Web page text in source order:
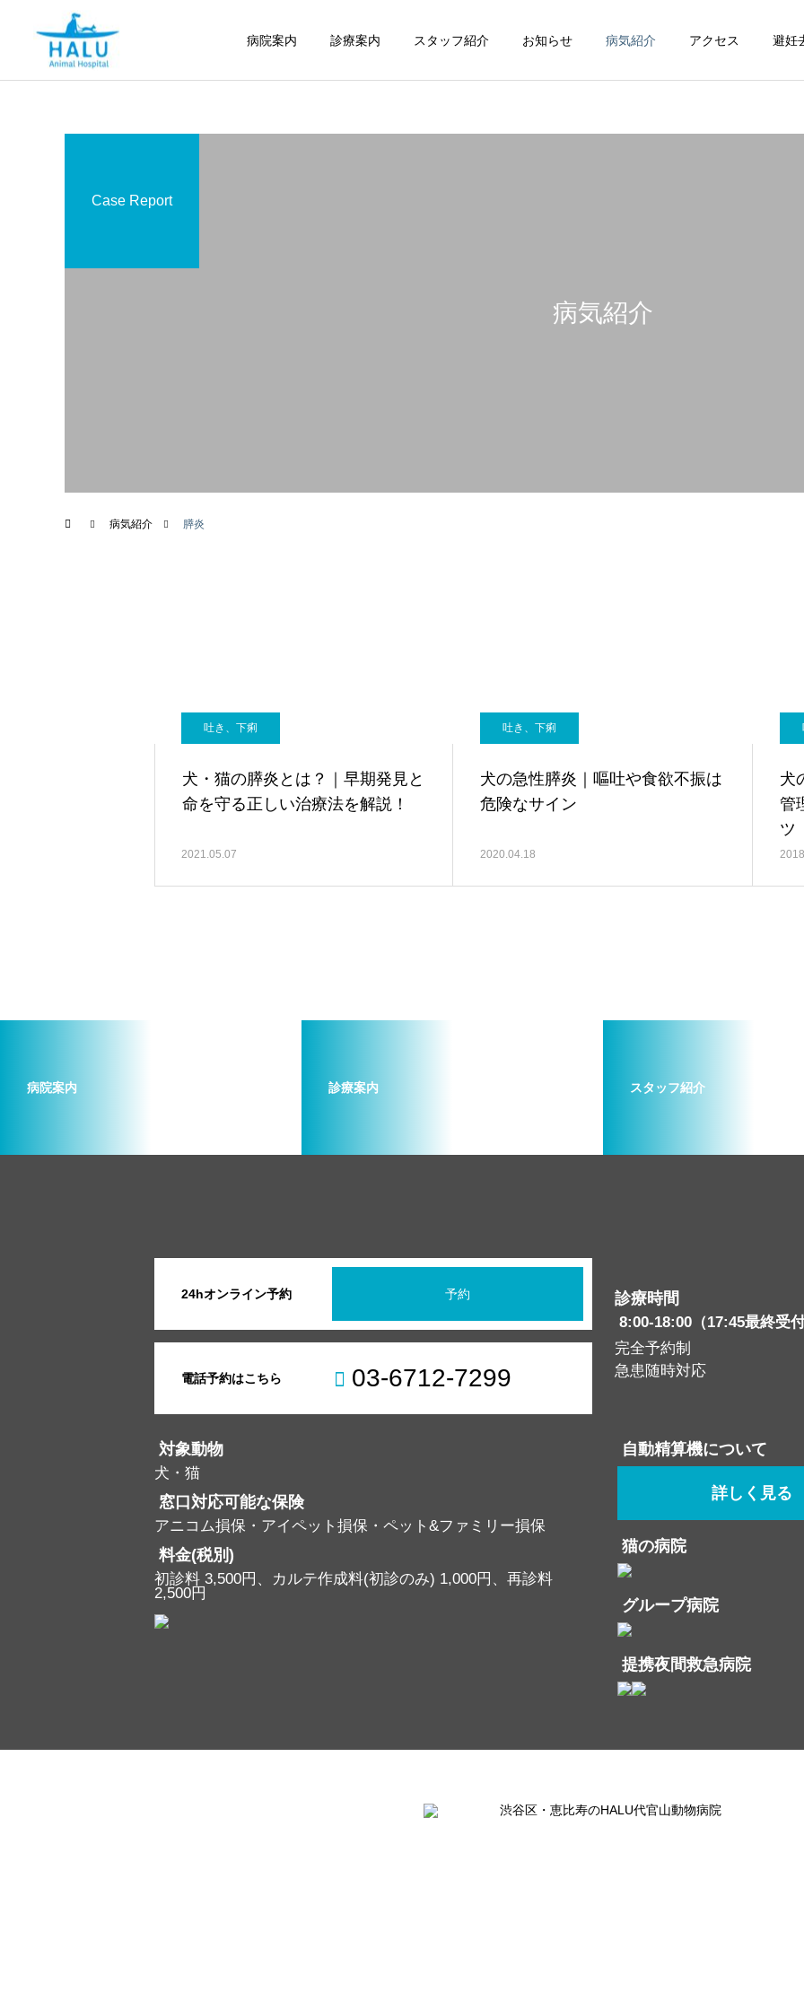
病院案内 診療案内 スタッフ紹介 お知らせ 病気紹介 アクセス 避妊
病気紹介
Case Report
病気紹介 膵炎
吐き、下痢
犬・猫の膵炎とは？｜早期発見と
命を守る正しい治療法を解説！
2021.05.07
吐き、下痢
犬の急性膵炎｜嘔吐や食欲不振は
危険なサイン
2020.04.18
犬
管
ツ
病院案内 診療案内 スタッフ紹介
24hオンライン予約 予約
電話予約はこちら 03-6712-7299
診療時間
8:00-18:00（17:45最終受
完全予約制
急患随時対応
対象動物
犬・猫
窓口対応可能な保険
アニコム損保・アイペット損保・ペット&ファミリー損保
料金(税別)
初診料 3,500円、カルテ作成料(初診のみ) 1,000円、再診料
2,500円
自動精算機について
詳しく見る
猫の病院
グループ病院
提携夜間救急病院